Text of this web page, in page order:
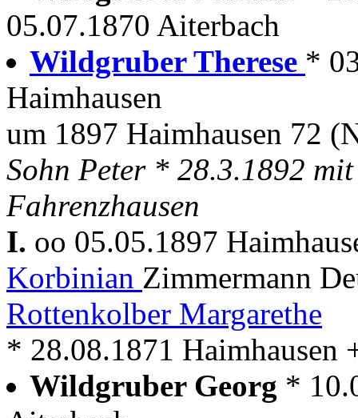
05.07.1870 Aiterbach
Wildgruber Therese *
Haimhausen
um 1897 Haimhausen 72
Sohn Peter * 28.3.1892
Fahrenzhausen
I. oo 05.05.1897
Korbinian Zimmermann
Rottenkolber Margarethe
* 28.08.1871 Haimhausen
Wildgruber Georg *